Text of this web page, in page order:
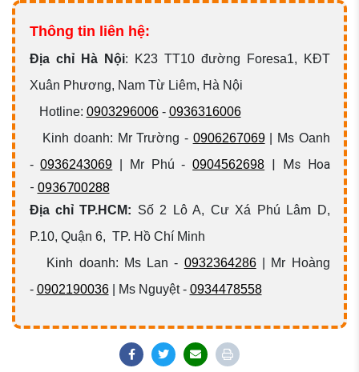
Thông tin liên hệ:
Địa chỉ Hà Nội:
K23 TT10 đường Foresa1, KĐT
Xuân Phương, Nam Từ Liêm, Hà Nội
Hotline: 0903296006- 0936316006
Kinh doanh: Mr Trường - 0906267069| Ms Oanh
-0936243069 | Mr Phú -0904562698 | Ms Hoa
- 0936700288
Địa chỉ TP.HCM: Số 2 Lô A, Cư Xá Phú Lâm D,
P.10, Quận 6, TP. Hồ Chí Minh
Kinh doanh: Ms Lan - 0932364286| Mr Hoàng
- 0902190036| Ms Nguyệt - 0934478558